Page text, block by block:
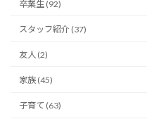
卒業生 (92)
スタッフ紹介 (37)
友人 (2)
家族 (45)
子育て (63)